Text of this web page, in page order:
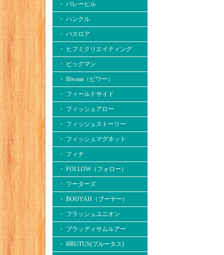
・ バレーヒル
・ ハンクル
・ バスロア
・ ヒフミクリエイティング
・ ビッグマン
・ Biwaaa（ビワー）
・ フィールドサイド
・ フィッシュアロー
・ フィッシュストーリー
・ フィッシュマグネット
・ フィナ
・ FOLLOW（フォロー）
・ フーターズ
・ BOOYAH（ブーヤー）
・ フラッシュユニオン
・ ブラッディサムルアー
・ BRUTUS(ブルータス)